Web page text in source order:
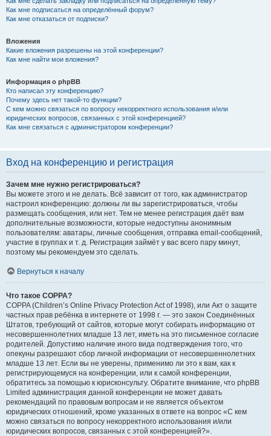
Как мне подписаться на определённый форум?
Как мне отказаться от подписки?
Вложения
Какие вложения разрешены на этой конференции?
Как мне найти мои вложения?
Информация о phpBB
Кто написал эту конференцию?
Почему здесь нет такой-то функции?
С кем можно связаться по вопросу некорректного использования и/или
юридических вопросов, связанных с этой конференцией?
Как мне связаться с администратором конференции?
Вход на конференцию и регистрация
Зачем мне нужно регистрироваться?
Вы можете этого и не делать. Всё зависит от того, как администратор
настроил конференцию: должны ли вы зарегистрироваться, чтобы
размещать сообщения, или нет. Тем не менее регистрация даёт вам
дополнительные возможности, которые недоступны анонимным
пользователям: аватары, личные сообщения, отправка email-сообщений,
участие в группах и т. д. Регистрация займёт у вас всего пару минут,
поэтому мы рекомендуем это сделать.
Вернуться к началу
Что такое COPPA?
COPPA (Children’s Online Privacy Protection Act of 1998), или Акт о защите
частных прав ребёнка в интернете от 1998 г. — это закон Соединённых
Штатов, требующий от сайтов, которые могут собирать информацию от
несовершеннолетних младше 13 лет, иметь на это письменное согласие
родителей. Допустимо наличие иного вида подтверждения того, что
опекуны разрешают сбор личной информации от несовершеннолетних
младше 13 лет. Если вы не уверены, применимо ли это к вам, как к
регистрирующемуся на конференции, или к самой конференции,
обратитесь за помощью к юрисконсульту. Обратите внимание, что phpBB
Limited администрация данной конференции не может давать
рекомендаций по правовым вопросам и не является объектом
юридических отношений, кроме указанных в ответе на вопрос «С кем
можно связаться по вопросу некорректного использования и/или
юридических вопросов, связанных с этой конференцией?».